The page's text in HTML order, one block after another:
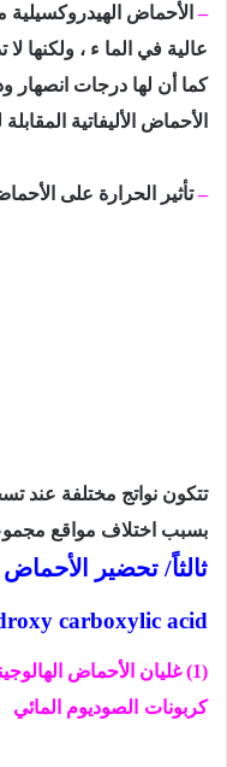
– الأحماض الهيدروكسيلية
عالية في الما ء ، ولكنها
كما أن لها درجات
الأحماض الأليفاتية المقابلة
–تأثير الحرارة على
تتكون نواتج مختلفة عند
بسبب اختلاف مواقع
ثالثاً/ تحضير
carboxylic acid
(1) غليان الأحماض
كربونات
الصوديوم المائي